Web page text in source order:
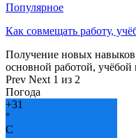
Популярное
Как совмещать работу,
Получение новых навыков
основной работой,
Prev Next 1 из 2
Погода
+31
°
C